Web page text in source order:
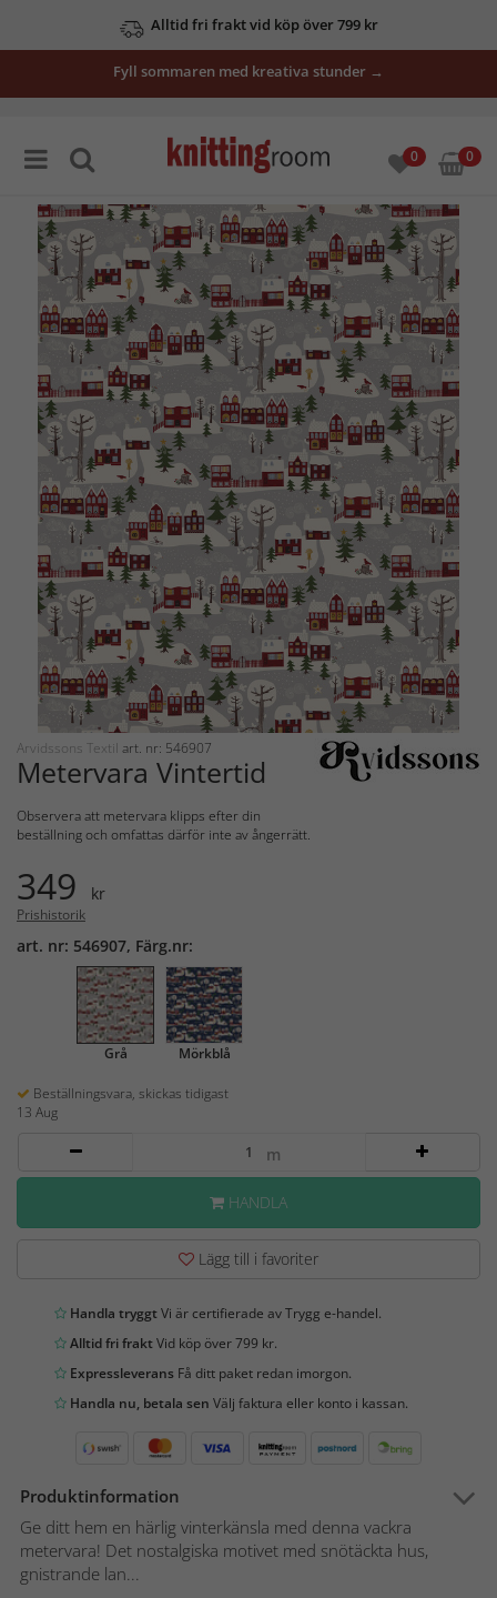
Alltid fri frakt vid köp över 799 kr
Fyll sommaren med kreativa stunder →
0 0
Arvidssons Textil art. nr: 546907
Metervara Vintertid
Observera att metervara klipps efter din
beställning och omfattas därför inte av ångerrätt.
349 kr
Prishistorik
art. nr: 546907, Färg.nr:
Grå Mörkblå
Beställningsvara, skickas tidigast
13 Aug
m
HANDLA
Lägg till i favoriter
Handla tryggtVi är certifierade av Trygg e-handel.
Alltid fri fraktVid köp över 799 kr.
Expressleverans Få ditt paket redan imorgon.
Handla nu, betala sen Välj faktura eller konto i kassan.
Produktinformation
Ge ditt hem en härlig vinterkänsla med denna vackra
metervara! Det nostalgiska motivet med snötäckta hus,
gnistrande lan...